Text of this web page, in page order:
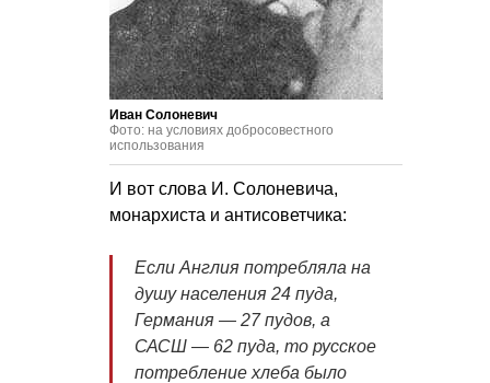
Иван Солоневич
Фото: на условиях добросовестного
использования
И вот слова И. Солоневича,
монархиста и антисоветчика:
Если Англия потребляла на
душу населения 24 пуда,
Германия — 27 пудов, а
САСШ — 62 пуда, то русское
потребление хлеба было